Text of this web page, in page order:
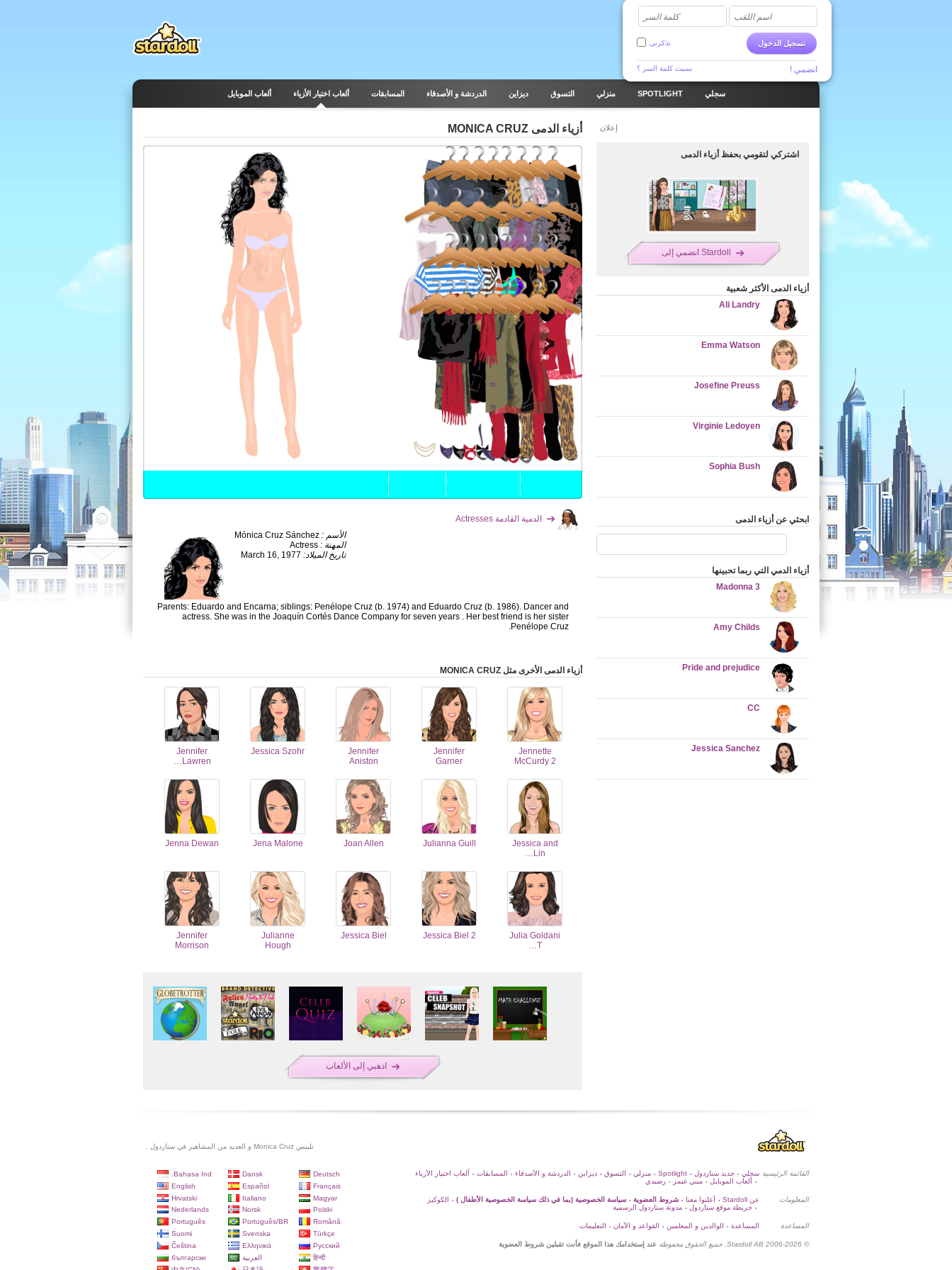
اسم اللقب كلمة السر
تسجيل الدخول تذكرني
نسيت كلمة السر ؟ انضمي !
سجلي SPOTLIGHT منزلي التسوق ديزاين الدردشة و الأصدقاء المسابقات ألعاب اختيار الأزياء ألعاب الموبايل
أزياء الدمى MONICA CRUZ
الدمية القادمة Actresses
الأسم : Mónica Cruz Sánchez
المهنة : Actress
تاريخ الميلاد: March 16, 1977
Parents: Eduardo and Encarna; siblings: Penélope Cruz (b. 1974) and Eduardo Cruz (b. 1986). Dancer and
actress. She was in the Joaquín Cortés Dance Company for seven years . Her best friend is her sister
Penélope Cruz.
أزياء الدمى الأخرى مثل MONICA CRUZ
Jennifer
Lawren…
Jessica Szohr
Jennifer
Aniston
Jennifer
Garner
Jennette
McCurdy 2
Jenna Dewan Jena Malone Joan Allen Julianna Guill
Jessica and
Lin…
Jennifer
Morrison
Julianne
Hough
Jessica Biel Jessica Biel 2
Julia Goldani
T…
اذهبي إلى الألعاب
إعلان
اشتركي لتقومي بحفظ أزياء الدمى
انضمي إلى Stardoll
أزياء الدمى الأكثر شعبية
Ali Landry
Emma Watson
Josefine Preuss
Virginie Ledoyen
Sophia Bush
ابحثي عن أزياء الدمى
أزياء الدمي التي ربما تحبينها
Madonna 3
Amy Childs
Pride and prejudice
CC
Jessica Sanchez
تلبيس Monica Cruz و العديد من المشاهير في ستاردول .
القائمة الرئيسية سجلي • جديد ستاردول •
Spotlight
• منزلي • التسوق • ديزاين • الدردشة و الأصدقاء • المسابقات • ألعاب اختيار الأزياء
• ألعاب الموبايل • ميني غيمز • رصيدي
المعلومات عن Stardoll • أعلنوا معنا • شروط العضوية • سياسة الخصوصية (بما في ذلك سياسة الخصوصية الأطفال ) • الكوكيز
• خريطة موقع ستاردول • مدونة ستاردول الرسمية
المساعدة المساعدة • الوالدين و المعلمين • القواعد و الأمان • التعليمات
© Stardoll AB 2006-2026. جميع الحقوق محفوظة عند إستخدامك هذا الموقع فأنت تقبلين شروط العضوية
Bahasa Ind. Dansk
Deutsch
English
Español
Français
Hrvatski
Italiano
Magyar
Nederlands
Norsk
Polski
Português
Português/BR
Română
Suomi
Svenska
Türkçe
Čeština
Ελληνικά
Русский
български
العربية
हिन्दी